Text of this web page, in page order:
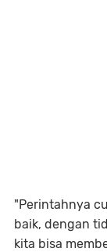
"Perintahnya
baik, dengan
kita bisa